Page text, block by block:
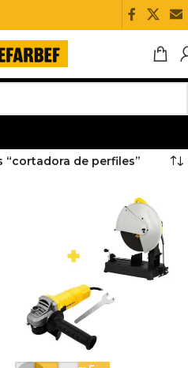
de perfiles”